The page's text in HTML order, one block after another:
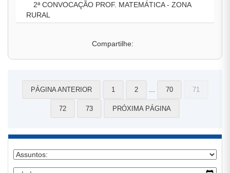
2ª CONVOCAÇÃO PROF. MATEMÁTICA - ZONA
RURAL
Compartilhe:
PÁGINA ANTERIOR 1 2 70 71
72 73 PRÓXIMA PÁGINA